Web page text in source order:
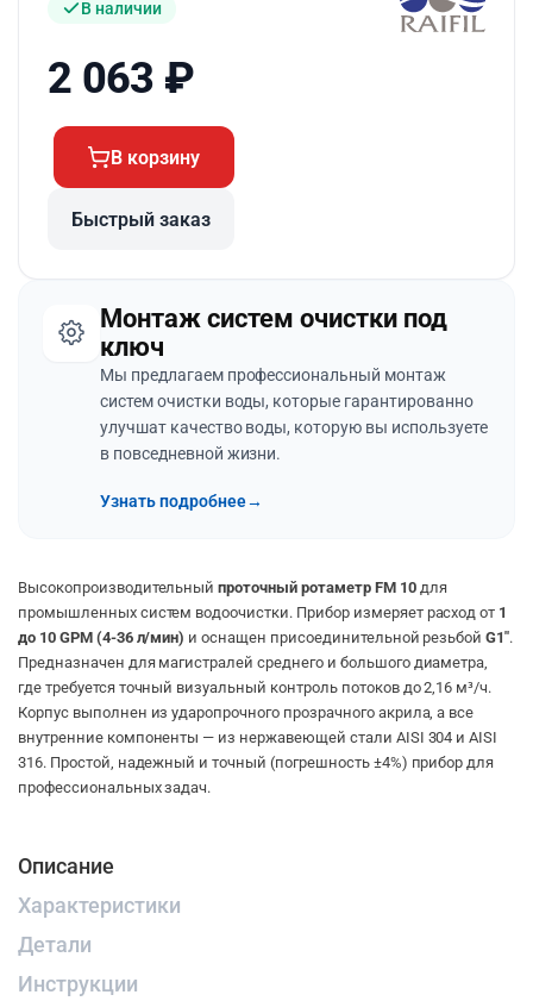
В наличии
2 063 ₽
В корзину
Быстрый заказ
Монтаж систем очистки под
ключ
Мы предлагаем профессиональный монтаж
систем очистки воды, которые гарантированно
улучшат качество воды, которую вы используете
в повседневной жизни.
Узнать подробнее→
Высокопроизводительныйпроточный ротаметр FM 10для
промышленных систем водоочистки. Прибор измеряет расход от 1
до 10 GPM (4-36 л/мин) и оснащен присоединительной резьбойG1″.
Предназначен для магистралей среднего и большого диаметра,
где требуется точный визуальный контроль потоков до 2,16 м³/ч.
Корпус выполнен из ударопрочного прозрачного акрила, а все
внутренние компоненты — из нержавеющей стали AISI 304 и AISI
316. Простой, надежный и точный (погрешность ±4%) прибор для
профессиональных задач.
Описание
Характеристики
Детали
Инструкции